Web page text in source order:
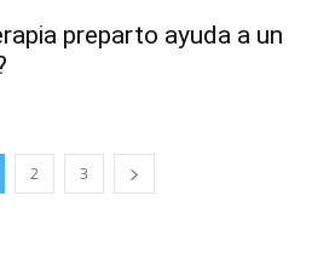
preparto ayuda a un
2 3